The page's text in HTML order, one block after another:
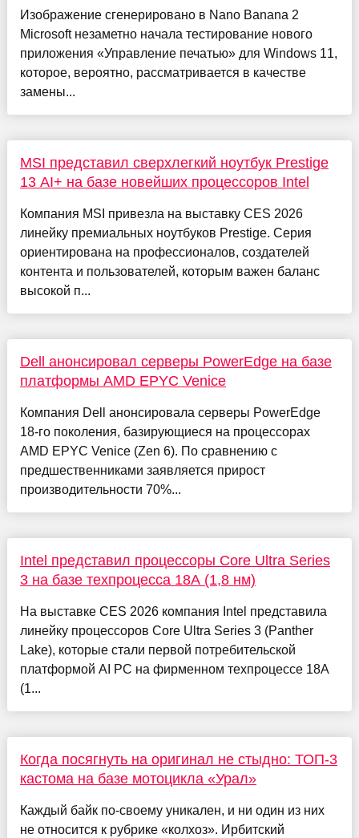
Изображение сгенерировано в Nano Banana 2
Microsoft незаметно начала тестирование нового
приложения «Управление печатью» для Windows 11,
которое, вероятно, рассматривается в качестве
замены...
MSI представил сверхлегкий ноутбук Prestige
13 AI+ на базе новейших процессоров Intel
Компания MSI привезла на выставку CES 2026
линейку премиальных ноутбуков Prestige. Серия
ориентирована на профессионалов, создателей
контента и пользователей, которым важен баланс
высокой п...
Dell анонсировал серверы PowerEdge на базе
платформы AMD EPYC Venice
Компания Dell анонсировала серверы PowerEdge
18-го поколения, базирующиеся на процессорах
AMD EPYC Venice (Zen 6). По сравнению с
предшественниками заявляется прирост
производительности 70%...
Intel представил процессоры Core Ultra Series
3 на базе техпроцесса 18A (1,8 нм)
На выставке CES 2026 компания Intel представила
линейку процессоров Core Ultra Series 3 (Panther
Lake), которые стали первой потребительской
платформой AI PC на фирменном техпроцессе 18A
(1...
Когда посягнуть на оригинал не стыдно: ТОП-3
кастома на базе мотоцикла «Урал»
Каждый байк по-своему уникален, и ни один из них
не относится к рубрике «колхоз». Ирбитский